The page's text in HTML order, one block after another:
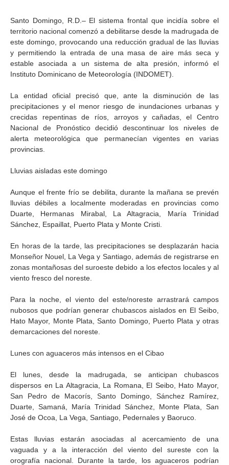
Santo Domingo, R.D.– El sistema frontal que incidía sobre el
territorio nacional comenzó a debilitarse desde la madrugada de
este domingo, provocando una reducción gradual de las lluvias
y permitiendo la entrada de una masa de aire más seca y
estable asociada a un sistema de alta presión, informó el
Instituto Dominicano de Meteorología (INDOMET).
La entidad oficial precisó que, ante la disminución de las
precipitaciones y el menor riesgo de inundaciones urbanas y
crecidas repentinas de ríos, arroyos y cañadas, el Centro
Nacional de Pronóstico decidió descontinuar los niveles de
alerta meteorológica que permanecían vigentes en varias
provincias.
Lluvias aisladas este domingo
Aunque el frente frío se debilita, durante la mañana se prevén
lluvias débiles a localmente moderadas en provincias como
Duarte, Hermanas Mirabal, La Altagracia, María Trinidad
Sánchez, Espaillat, Puerto Plata y Monte Cristi.
En horas de la tarde, las precipitaciones se desplazarán hacia
Monseñor Nouel, La Vega y Santiago, además de registrarse en
zonas montañosas del suroeste debido a los efectos locales y al
viento fresco del noreste.
Para la noche, el viento del este/noreste arrastrará campos
nubosos que podrían generar chubascos aislados en El Seibo,
Hato Mayor, Monte Plata, Santo Domingo, Puerto Plata y otras
demarcaciones del noreste.
Lunes con aguaceros más intensos en el Cibao
El lunes, desde la madrugada, se anticipan chubascos
dispersos en La Altagracia, La Romana, El Seibo, Hato Mayor,
San Pedro de Macorís, Santo Domingo, Sánchez Ramírez,
Duarte, Samaná, María Trinidad Sánchez, Monte Plata, San
José de Ocoa, La Vega, Santiago, Pedernales y Baoruco.
Estas lluvias estarán asociadas al acercamiento de una
vaguada y a la interacción del viento del sureste con la
orografía nacional. Durante la tarde, los aguaceros podrían